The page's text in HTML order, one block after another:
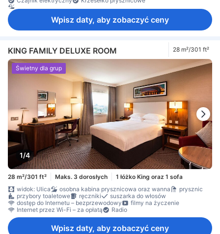
osobna kabina prysznicowa oraz wanna
Wpisz daty, aby zobaczyć ceny
KING FAMILY DELUXE ROOM 28 m²/301 ft²
1/4
Świetny dla grup
28 m²/301 ft² Maks. 3 dorosłych
1 łóżko King oraz 1 sofa
widok: Ulica
osobna kabina prysznicowa oraz wanna
prysznic
przybory toaletowe
ręczniki
suszarka do włosów
dostęp do Internetu – bezprzewodowy
filmy na życzenie
Internet przez Wi-Fi – za opłatą
Radio
Wpisz daty, aby zobaczyć ceny